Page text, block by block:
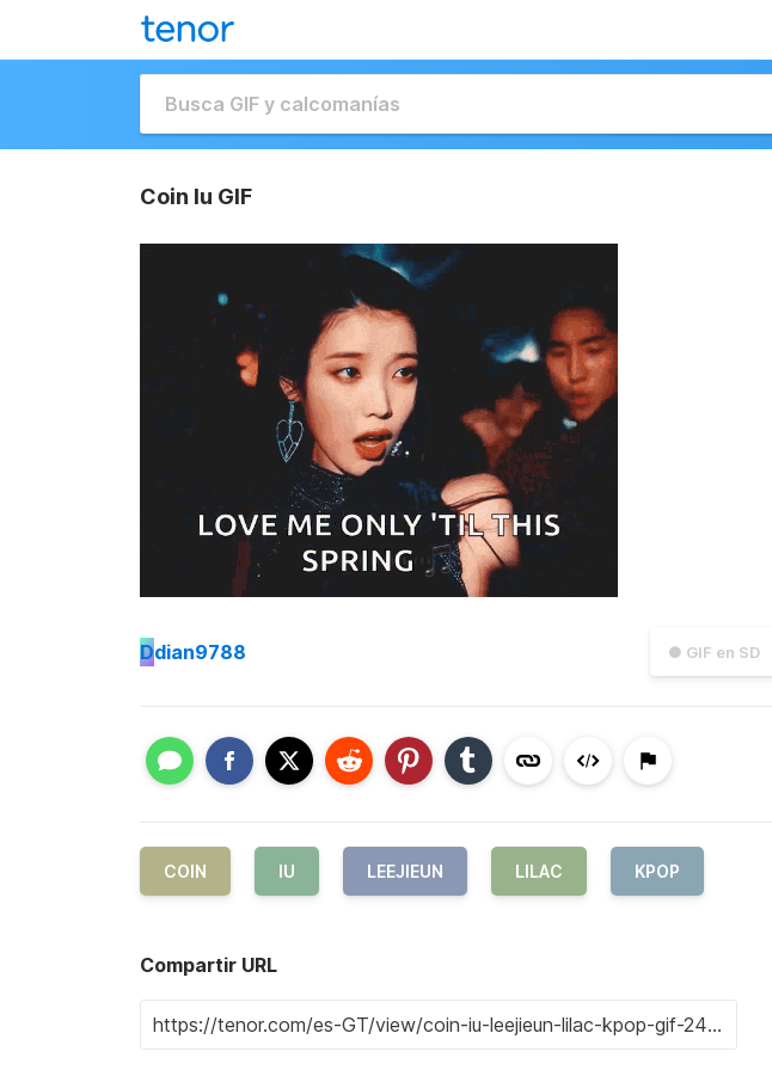
Coin Iu GIF
● GIF en SD
Ddian9788
COIN IU LEEJIEUN LILAC KPOP
Compartir URL